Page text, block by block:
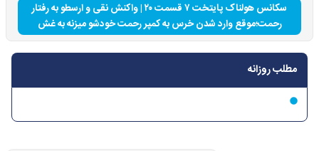
سکانس هولناک پایتخت ۷ قسمت ۲۰ | واکنش نقی و ارسطو به رفتار
رحمت؛موقع وارد شدن خرس به کمپر رحمت خودشو میزنه به غش
مطلب روزانه